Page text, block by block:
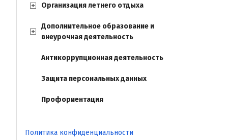
Организация летнего отдыха
Дополнительное образование и
внеурочная деятельность
Антикоррупционная деятельность
Защита персональных данных
Профориентация
Политика конфиденциальности